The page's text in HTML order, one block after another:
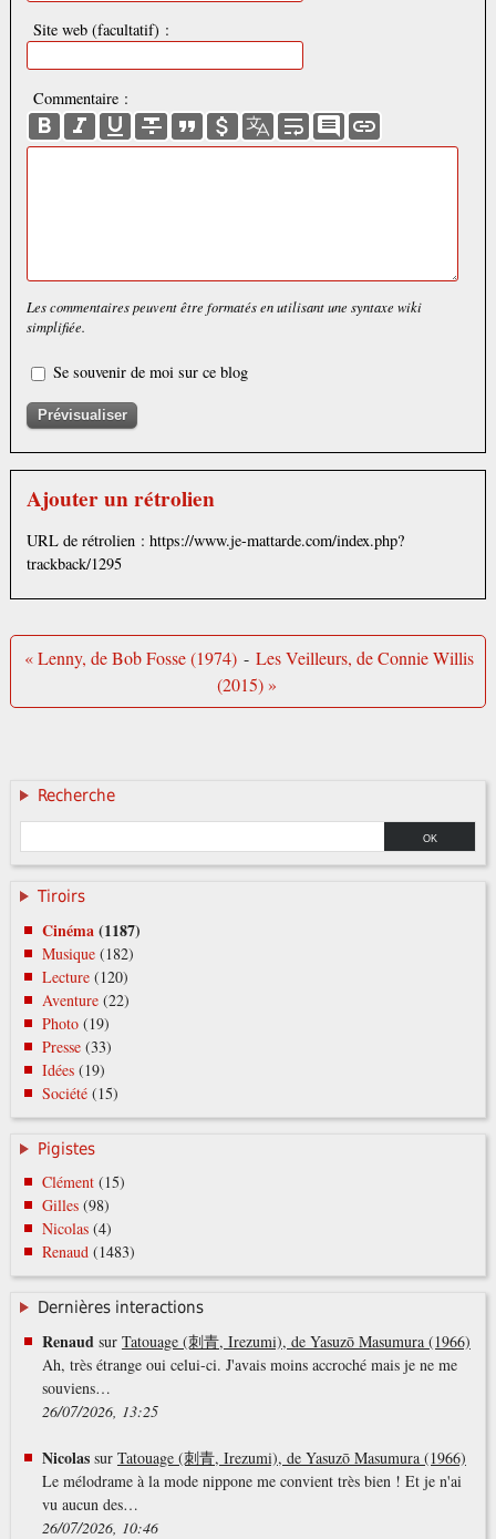
Site web (facultatif) :
Commentaire :
Les commentaires peuvent être formatés en utilisant une syntaxe wiki
simplifiée.
Se souvenir de moi sur ce blog
Ajouter un rétrolien
URL de rétrolien : https://www.je-mattarde.com/index.php?
trackback/1295
« Lenny, de Bob Fosse (1974) - Les Veilleurs, de Connie Willis
(2015) »
Recherche
Tiroirs
Cinéma(1187)
Musique (182)
Lecture (120)
Aventure (22)
Photo (19)
Presse (33)
Idées (19)
Société (15)
Pigistes
Clément(15)
Gilles(98)
Nicolas(4)
Renaud(1483)
Dernières interactions
Renaud sur Tatouage (刺青, Irezumi), de Yasuzō Masumura (1966)
Ah, très étrange oui celui-ci. J'avais moins accroché mais je ne me
souviens…
26/07/2026, 13:25
Nicolassur Tatouage (刺青, Irezumi), de Yasuzō Masumura (1966)
Le mélodrame à la mode nippone me convient très bien ! Et je n'ai
vu aucun des…
26/07/2026, 10:46